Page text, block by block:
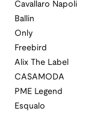
Cavallaro Napoli
Ballin
Only
Freebird
Alix The Label
CASAMODA
PME Legend
Esqualo